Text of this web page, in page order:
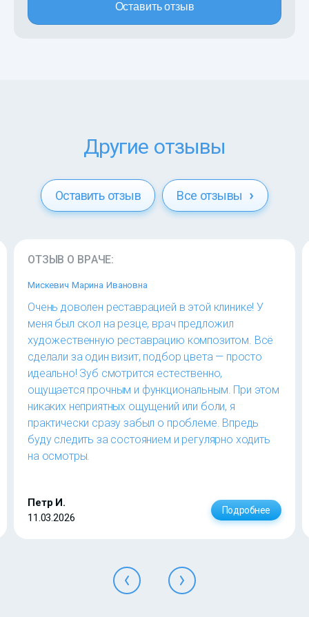
Оставить отзыв
Другие отзывы
Оставить отзыв Все отзывы
ОТЗЫВ О ВРАЧЕ:
Мискевич Марина Ивановна
Очень доволен реставрацией в этой клинике! У
меня был скол на резце, врач предложил
художественную реставрацию композитом. Всё
сделали за один визит, подбор цвета — просто
идеально! Зуб смотрится естественно,
ощущается прочным и функциональным. При этом
никаких неприятных ощущений или боли, я
практически сразу забыл о проблеме. Впредь
буду следить за состоянием и регулярно ходить
на осмотры.
Петр И.
11.03.2026
Подробнее